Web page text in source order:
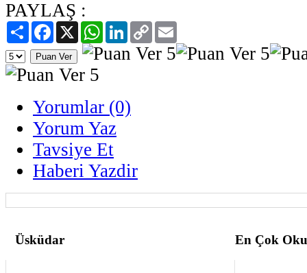
PAYLAŞ :
PaylaşFacebook
X WhatsAppLinkedIn
Copy
Link
Yorumlar (0)
Yorum Yaz
Tavsiye Et
Haberi Yazdir
Üsküdar En Çok